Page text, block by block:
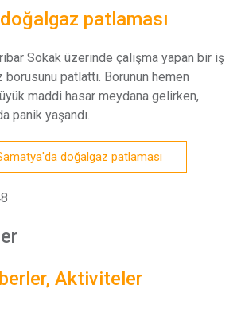
patlaması
Sokak üzerinde çalışma yapan bir iş
borusunu patlattı. Borunun hemen
maddi hasar meydana gelirken,
panik yaşandı.
doğalgaz patlaması
Aktiviteler